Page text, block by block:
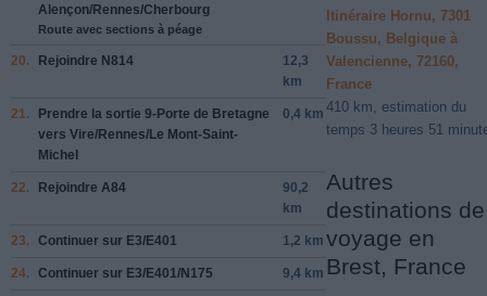
Alençon/Rennes/Cherbourg
Route avec sections à péage
20. Rejoindre N814
12,3
km
21. Prendre la sortie 9-Porte de Bretagne
vers Vire/Rennes/Le Mont-Saint-
Michel
0,4 km
22. Rejoindre A84
90,2
km
23. Continuer sur E3/E401 1,2 km
24. Continuer sur E3/E401/N175 9,4 km
Itinéraire Hornu, 7301
Boussu, Belgique à
Valencienne, 72160,
France
410 km, estimation du
temps 3 heures 51
Autres
destinations de
voyage en
Brest, France